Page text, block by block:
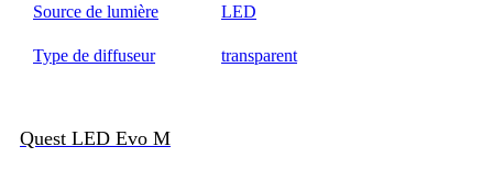
Source de lumière LED
Type de diffuseur transparent
Quest LED Evo M